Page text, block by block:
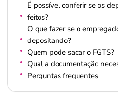
É possível conferir se os
feitos?
O que fazer se o
depositando?
Quem pode sacar o FGTS?
Qual a documentação
Perguntas frequentes